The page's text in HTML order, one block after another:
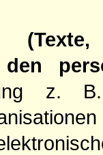
z.